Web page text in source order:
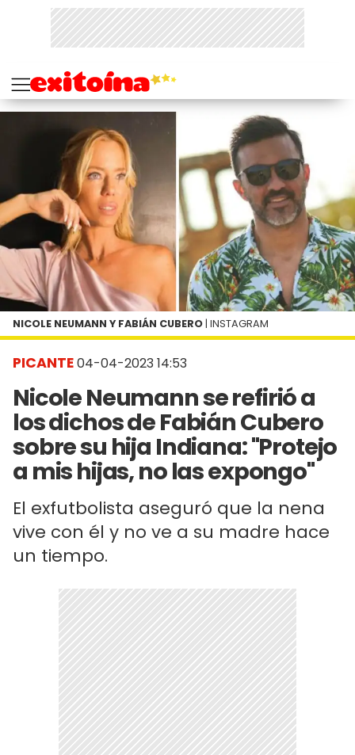
PICANTE04-04-2023 14:53
Nicole Neumann se refirió a
los dichos de Fabián Cubero
sobre su hija Indiana: "Protejo
a mis hijas, no las expongo"
El exfutbolista aseguró que la nena
vive con él y no ve a su madre hace
un tiempo.
NICOLE NEUMANN Y FABIÁN CUBERO | INSTAGRAM